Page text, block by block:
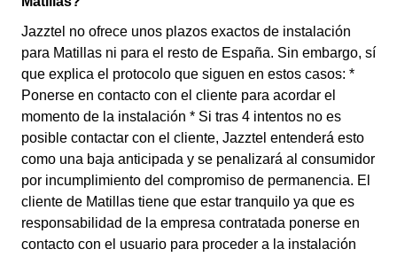
Jazztel no ofrece unos plazos exactos de instalación
para Matillas ni para el resto de España. Sin embargo, sí
que explica el protocolo que siguen en estos casos: *
Ponerse en contacto con el cliente para acordar el
momento de la instalación * Si tras 4 intentos no es
posible contactar con el cliente, Jazztel entenderá esto
como una baja anticipada y se penalizará al consumidor
por incumplimiento del compromiso de permanencia. El
cliente de Matillas tiene que estar tranquilo ya que es
responsabilidad de la empresa contratada ponerse en
contacto con el usuario para proceder a la instalación